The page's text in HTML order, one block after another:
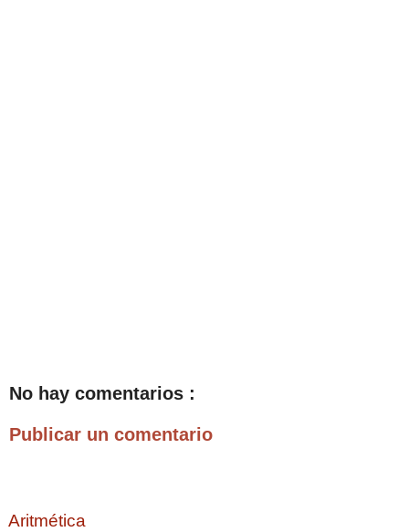
No hay comentarios :
Publicar un comentario
Aritmética